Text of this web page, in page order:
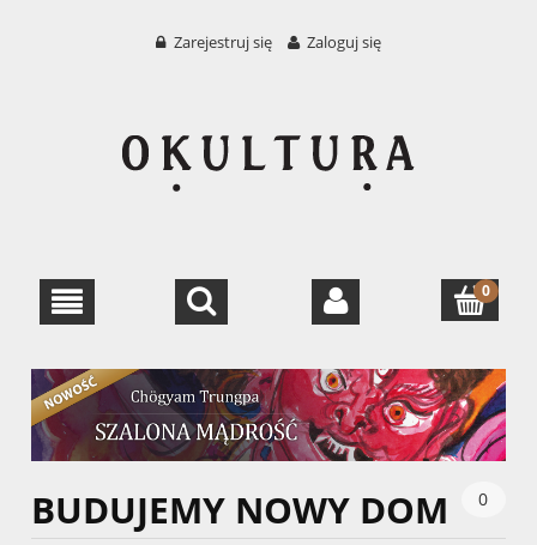
Zarejestruj się Zaloguj się
BUDUJEMY NOWY DOM 0